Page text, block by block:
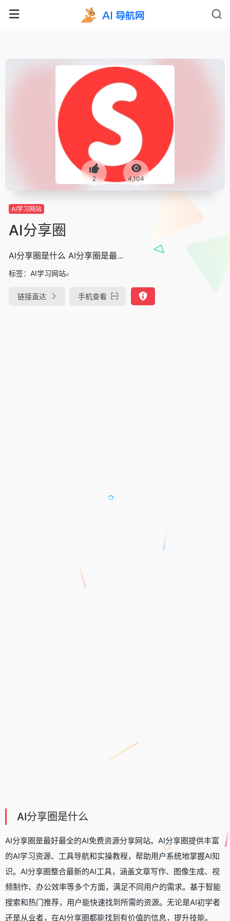
2 4,104
AI学习网站
AI分享圈
AI分享圈是什么 AI分享圈是最...
标签： AI学习网站
链接直达 手机查看
AI分享圈是什么
AI分享圈是最好最全的AI免费资源分享网站。AI分享圈提供丰富
的AI学习资源、工具导航和实操教程，帮助用户系统地掌握AI知
识。AI分享圈整合最新的AI工具，涵盖文章写作、 图像生成、视
频制作、办公效率等多个方面，满足不同用户的需求。基于智能
搜索和热门推荐，用户能快速找到所需的资源。无论是AI初学者
还是从业者，在AI分享圈都能找到有价值的信息，提升技能。